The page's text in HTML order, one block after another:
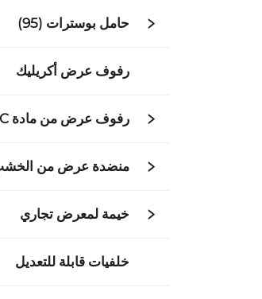
حامل بوسترات (95)
رفوف عرض أكريليك
رفوف عرض من مادة PVC
منضدة عرض من الخشب
خيمة لمعرض تجاري
خلفيات قابلة للتعديل